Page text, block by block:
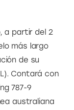
a partir del 2
más largo
de su
Contará con
787-9
australiana